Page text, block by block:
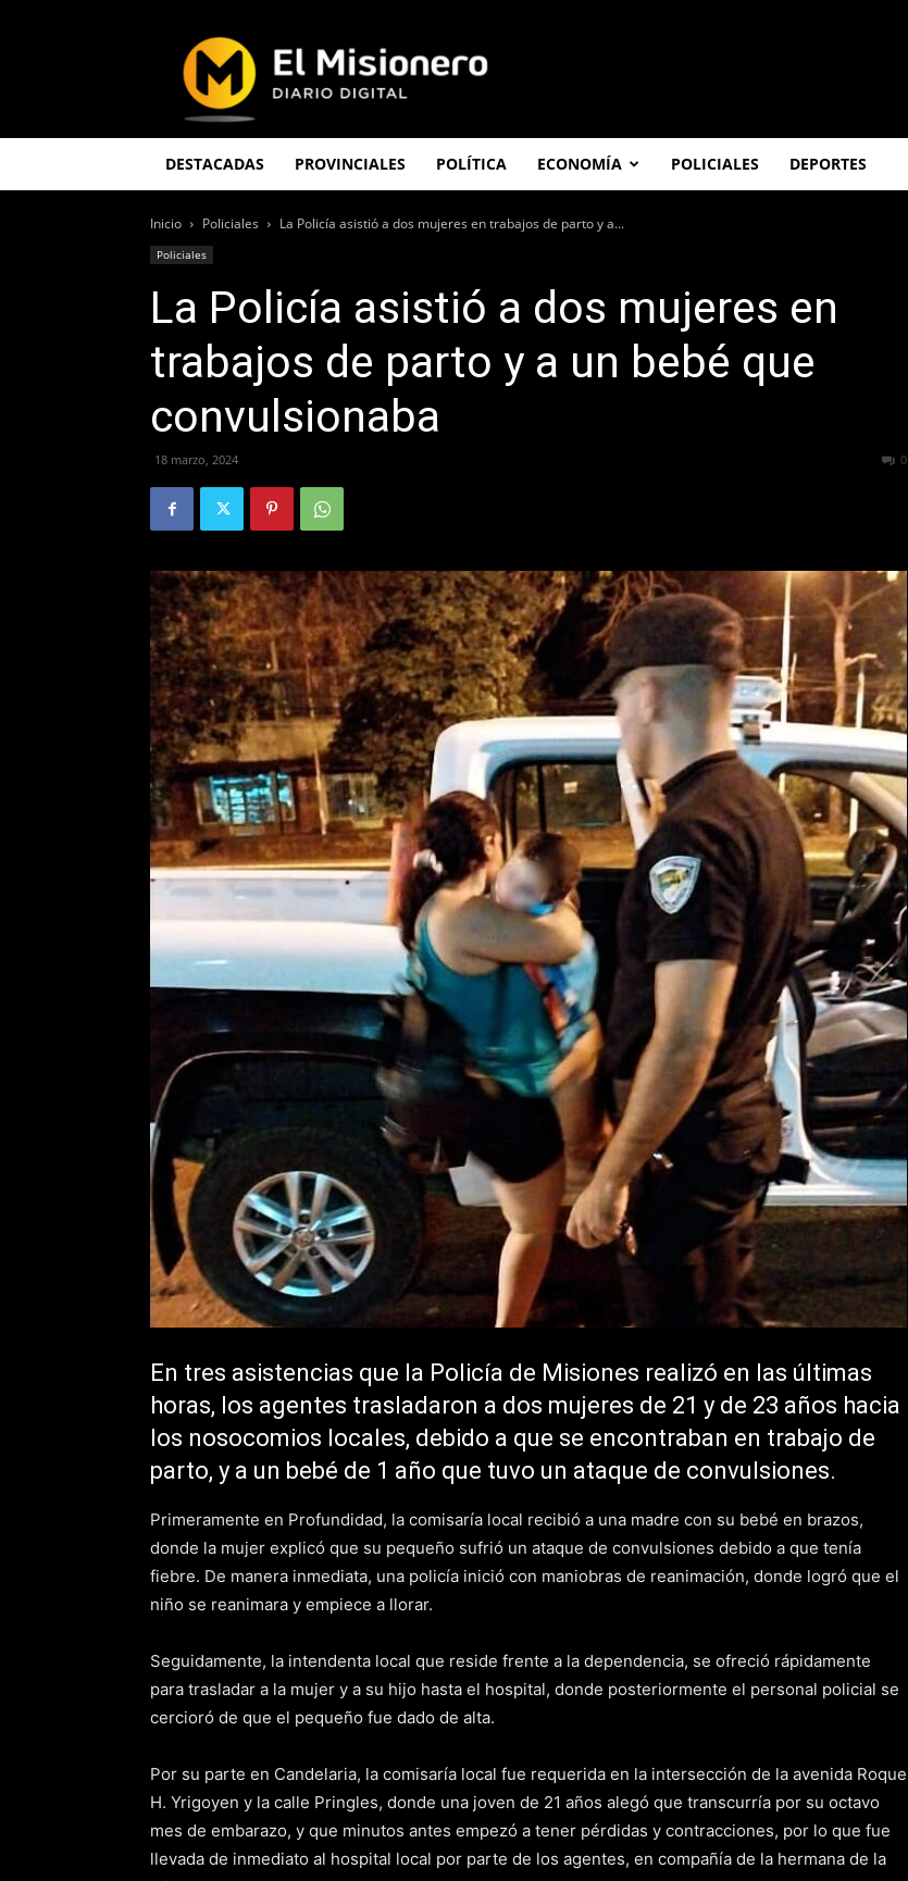
Misionero
DESTACADAS PROVINCIALES POLÍTICA ECONOMÍA POLICIALES DEPORTES
Inicio Policiales La Policía asistió a dos mujeres en trabajos de parto y a...
Policiales
La Policía asistió a dos mujeres en
trabajos de parto y a un bebé que
convulsionaba
18 marzo, 2024 0
En tres asistencias que la Policía de Misiones realizó en las últimas
horas, los agentes trasladaron a dos mujeres de 21 y de 23 años hacia
los nosocomios locales, debido a que se encontraban en trabajo de
parto, y a un bebé de 1 año que tuvo un ataque de convulsiones.
Primeramente en Profundidad, la comisaría local recibió a una madre con su bebé en brazos,
donde la mujer explicó que su pequeño sufrió un ataque de convulsiones debido a que tenía
fiebre. De manera inmediata, una policía inició con maniobras de reanimación, donde logró que el
niño se reanimara y empiece a llorar.
Seguidamente, la intendenta local que reside frente a la dependencia, se ofreció rápidamente
para trasladar a la mujer y a su hijo hasta el hospital, donde posteriormente el personal policial se
cercioró de que el pequeño fue dado de alta.
Por su parte en Candelaria, la comisaría local fue requerida en la intersección de la avenida Roque
H. Yrigoyen y la calle Pringles, donde una joven de 21 años alegó que transcurría por su octavo
mes de embarazo, y que minutos antes empezó a tener pérdidas y contracciones, por lo que fue
llevada de inmediato al hospital local por parte de los agentes, en compañía de la hermana de la